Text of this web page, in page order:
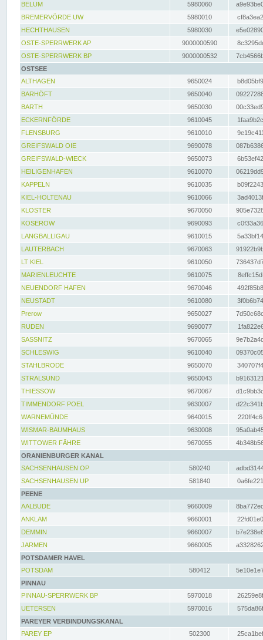
BELUM
5980060
BREMERVÖRDE UW
5980010
HECHTHAUSEN
5980030
OSTE-SPERRWERK AP
9000000590
OSTE-SPERRWERK BP
9000000532
OSTSEE
ALTHAGEN
9650024
BARHÖFT
9650040
BARTH
9650030
ECKERNFÖRDE
9610045
FLENSBURG
9610010
GREIFSWALD OIE
9690078
GREIFSWALD-WIECK
9650073
HEILIGENHAFEN
9610070
KAPPELN
9610035
KIEL-HOLTENAU
9610066
KLOSTER
9670050
KOSEROW
9690093
LANGBALLIGAU
9610015
LAUTERBACH
9670063
LT KIEL
9610050
MARIENLEUCHTE
9610075
NEUENDORF HAFEN
9670046
NEUSTADT
9610080
Prerow
9650027
RUDEN
9690077
SASSNITZ
9670065
SCHLESWIG
9610040
STAHLBRODE
9650070
STRALSUND
9650043
THIESSOW
9670067
TIMMENDORF POEL
9630007
WARNEMÜNDE
9640015
WISMAR-BAUMHAUS
9630008
WITTOWER FÄHRE
9670055
ORANIENBURGER KANAL
SACHSENHAUSEN OP
580240
SACHSENHAUSEN UP
581840
PEENE
AALBUDE
9660009
ANKLAM
9660001
DEMMIN
9660007
JARMEN
9660005
POTSDAMER HAVEL
POTSDAM
580412
PINNAU
PINNAU-SPERRWERK BP
5970018
UETERSEN
5970016
PAREYER VERBINDUNGSKANAL
PAREY EP
502300